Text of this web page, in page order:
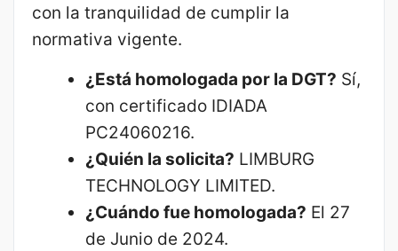
con la tranquilidad de cumplir la
normativa vigente.
¿Está homologada por la DGT? Sí,
con certificado IDIADA
PC24060216.
¿Quién la solicita? LIMBURG
TECHNOLOGY LIMITED.
¿Cuándo fue homologada? El 27
de Junio de 2024.